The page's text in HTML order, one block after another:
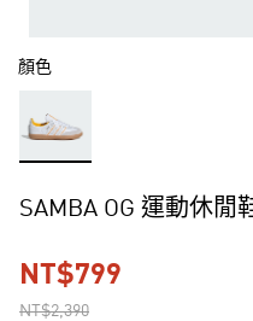
顏色
SAMBA OG 運動休閒
NT$2,390
NT$799